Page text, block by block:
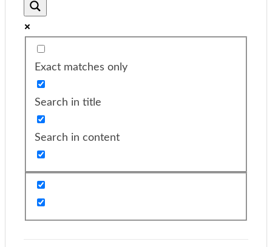
Exact matches only
Search in title
Search in content